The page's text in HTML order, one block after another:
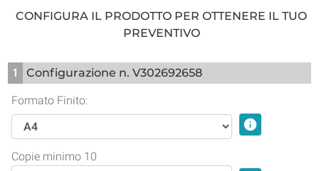
CONFIGURA IL PRODOTTO PER OTTENERE IL TUO
PREVENTIVO
1 Configurazione n. V302692658
Formato Finito:
info
Copie minimo 10